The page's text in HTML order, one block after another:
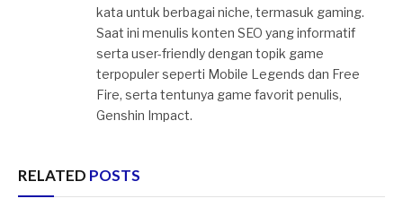
kata untuk berbagai niche, termasuk gaming.
Saat ini menulis konten SEO yang informatif
serta user-friendly dengan topik game
terpopuler seperti Mobile Legends dan Free
Fire, serta tentunya game favorit penulis,
Genshin Impact.
RELATED POSTS